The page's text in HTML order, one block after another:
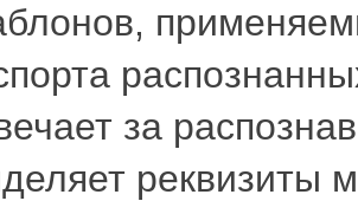
за
реквизиты